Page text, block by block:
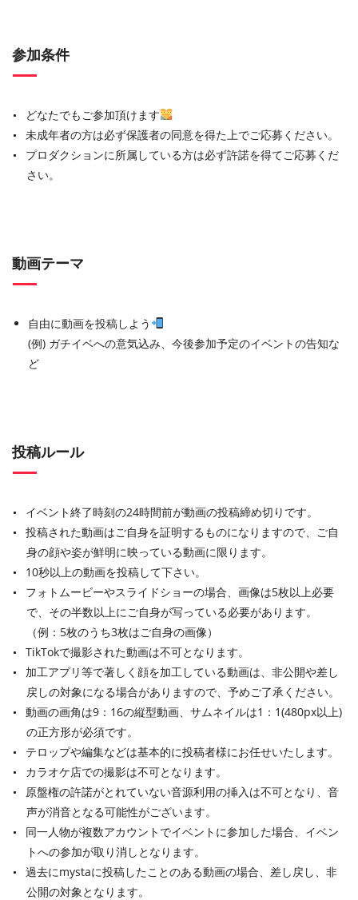
参加条件
どなたでもご参加頂けます
未成年者の方は必ず保護者の同意を得た上でご応募ください。
プロダクションに所属している方は必ず許諾を得てご応募くだ
さい。
動画テーマ
自由に動画を投稿しよう
(例) ガチイベへの意気込み、今後参加予定のイベントの告知な
ど
投稿ルール
イベント終了時刻の24時間前が動画の投稿締め切りです。
投稿された動画はご自身を証明するものになりますので、ご自
身の顔や姿が鮮明に映っている動画に限ります。
10秒以上の動画を投稿して下さい。
フォトムービーやスライドショーの場合、画像は5枚以上必要
で、その半数以上にご自身が写っている必要があります。
（例：5枚のうち3枚はご自身の画像）
TikTokで撮影された動画は不可となります。
加工アプリ等で著しく顔を加工している動画は、非公開や差し
戻しの対象になる場合がありますので、予めご了承ください。
動画の画角は9：16の縦型動画、サムネイルは1：1(480px以上)
の正方形が必須です。
テロップや編集などは基本的に投稿者様にお任せいたします。
カラオケ店での撮影は不可となります。
原盤権の許諾がとれていない音源利用の挿入は不可となり、音
声が消音となる可能性がございます。
同一人物が複数アカウントでイベントに参加した場合、イベン
トへの参加が取り消しとなります。
過去にmystaに投稿したことのある動画の場合、差し戻し、非
公開の対象となります。